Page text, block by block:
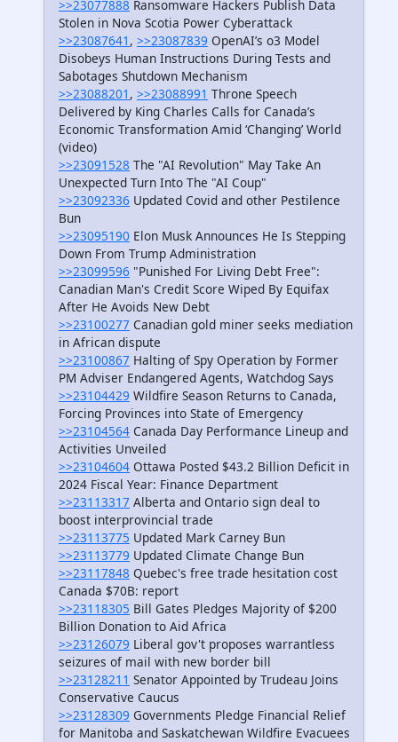
>>23077888 Ransomware Hackers Publish Data
Stolen in Nova Scotia Power Cyberattack
>>23087641 , >>23087839 OpenAI’s o3 Model
Disobeys Human Instructions During Tests and
Sabotages Shutdown Mechanism
>>23088201 , >>23088991 Throne Speech
Delivered by King Charles Calls for Canada’s
Economic Transformation Amid ‘Changing’ World
(video)
>>23091528 The "AI Revolution" May Take An
Unexpected Turn Into The "AI Coup"
>>23092336 Updated Covid and other Pestilence
Bun
>>23095190 Elon Musk Announces He Is Stepping
Down From Trump Administration
>>23099596 "Punished For Living Debt Free":
Canadian Man's Credit Score Wiped By Equifax
After He Avoids New Debt
>>23100277 Canadian gold miner seeks mediation
in African dispute
>>23100867 Halting of Spy Operation by Former
PM Adviser Endangered Agents, Watchdog Says
>>23104429 Wildfire Season Returns to Canada,
Forcing Provinces into State of Emergency
>>23104564 Canada Day Performance Lineup and
Activities Unveiled
>>23104604 Ottawa Posted $43.2 Billion Deficit in
2024 Fiscal Year: Finance Department
>>23113317 Alberta and Ontario sign deal to
boost interprovincial trade
>>23113775 Updated Mark Carney Bun
>>23113779 Updated Climate Change Bun
>>23117848 Quebec's free trade hesitation cost
Canada $70B: report
>>23118305 Bill Gates Pledges Majority of $200
Billion Donation to Aid Africa
>>23126079 Liberal gov't proposes warrantless
seizures of mail with new border bill
>>23128211 Senator Appointed by Trudeau Joins
Conservative Caucus
>>23128309 Governments Pledge Financial Relief
for Manitoba and Saskatchewan Wildfire Evacuees